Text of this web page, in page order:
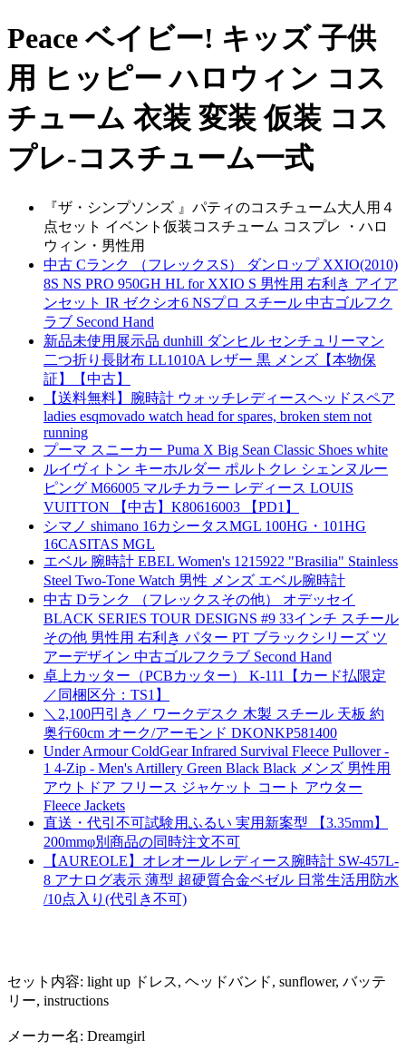
Peace ベイビー! キッズ 子供
用 ヒッピー ハロウィン コス
チューム 衣装 変装 仮装 コス
プレ-コスチューム一式
『ザ・シンプソンズ 』パティのコスチューム大人用４
点セット イベント仮装コスチューム コスプレ ・ハロ
ウィン・男性用
中古 Cランク （フレックスS） ダンロップ XXIO(2010)
8S NS PRO 950GH HL for XXIO S 男性用 右利き アイア
ンセット IR ゼクシオ6 NSプロ スチール 中古ゴルフク
ラブ Second Hand
新品未使用展示品 dunhill ダンヒル センチュリーマン
二つ折り長財布 LL1010A レザー 黒 メンズ【本物保
証】【中古】
【送料無料】腕時計 ウォッチレディースヘッドスペア
ladies esqmovado watch head for spares, broken stem not
running
プーマ スニーカー Puma X Big Sean Classic Shoes white
ルイヴィトン キーホルダー ポルトクレ シェンヌルー
ピング M66005 マルチカラー レディース LOUIS
VUITTON 【中古】K80616003 【PD1】
シマノ shimano 16カシータスMGL 100HG・101HG
16CASITAS MGL
エベル 腕時計 EBEL Women's 1215922 "Brasilia" Stainless
Steel Two-Tone Watch 男性 メンズ エベル腕時計
中古 Dランク （フレックスその他） オデッセイ
BLACK SERIES TOUR DESIGNS #9 33インチ スチール
その他 男性用 右利き パター PT ブラックシリーズ ツ
アーデザイン 中古ゴルフクラブ Second Hand
卓上カッター（PCBカッター） K-111【カード払限定
／同梱区分：TS1】
＼2,100円引き／ ワークデスク 木製 スチール 天板 約
奥行60cm オーク/アーモンド DKONKP581400
Under Armour ColdGear Infrared Survival Fleece Pullover -
1 4-Zip - Men's Artillery Green Black Black メンズ 男性用
アウトドア フリース ジャケット コート アウター
Fleece Jackets
直送・代引不可試験用ふるい 実用新案型 【3.35mm】
200mmφ別商品の同時注文不可
【AUREOLE】オレオール レディース腕時計 SW-457L-
8 アナログ表示 薄型 超硬質合金ベゼル 日常生活用防水
/10点入り(代引き不可)
セット内容: light up ドレス, ヘッドバンド, sunflower, バッテ
リー, instructions
メーカー名: Dreamgirl